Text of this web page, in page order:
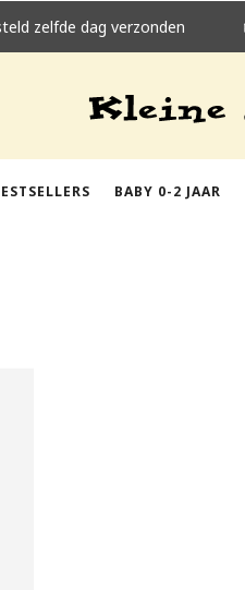
BABY 0-2 JAAR
zelfde dag verzonden